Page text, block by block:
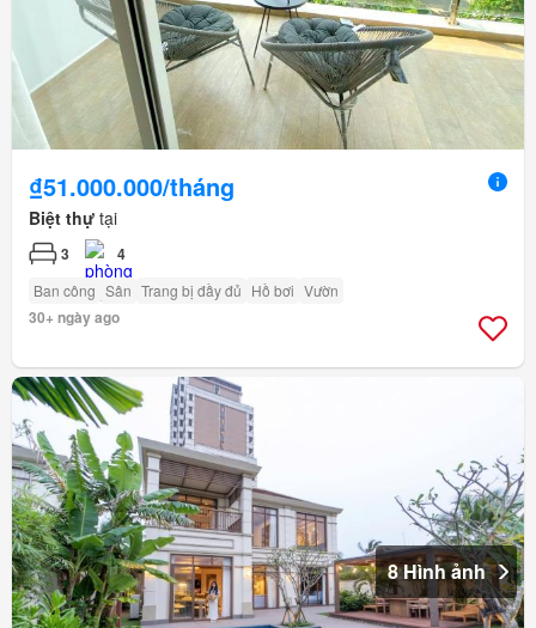
₫51.000.000/tháng
Biệt thự tại
3 4
Ban công Sân Trang bị đầy đủ Hồ bơi Vườn
30+ ngày ago
8 Hình ảnh